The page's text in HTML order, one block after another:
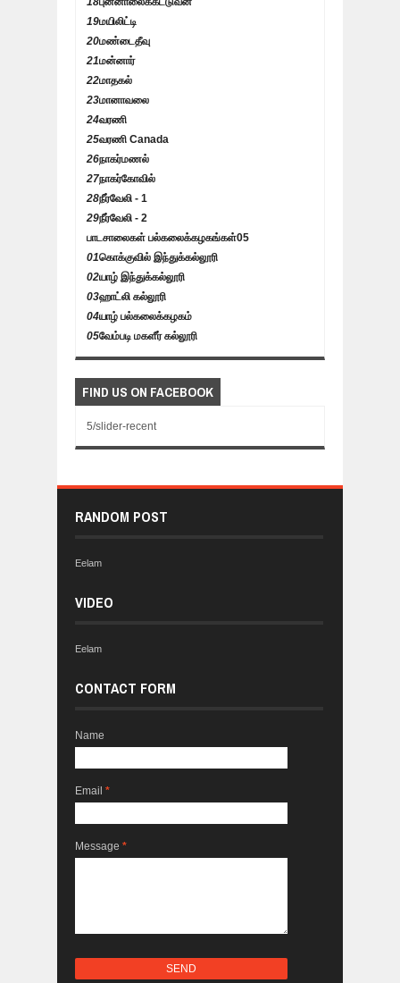
19மயிலிட்டி
20மண்டைதீவு
21மன்னார்
22மாதகல்
23மானாவலை
24வரணி
25வரணி Canada
26நாகர்மணல்
27நாகர்கோவில்
28நீர்வேலி - 1
29நீர்வேலி - 2
பாடசாலைகள் பல்கலைக்கழகங்கள்05
01கொக்குவில் இந்துக்கல்லூரி
02யாழ் இந்துக்கல்லூரி
03ஹாட்லி கல்லூரி
04யாழ் பல்கலைக்கழகம்
05வேம்படி மகளீர் கல்லூரி
FIND US ON FACEBOOK
5/slider-recent
RANDOM POST
Eelam
VIDEO
Eelam
CONTACT FORM
Name
Email *
Message *